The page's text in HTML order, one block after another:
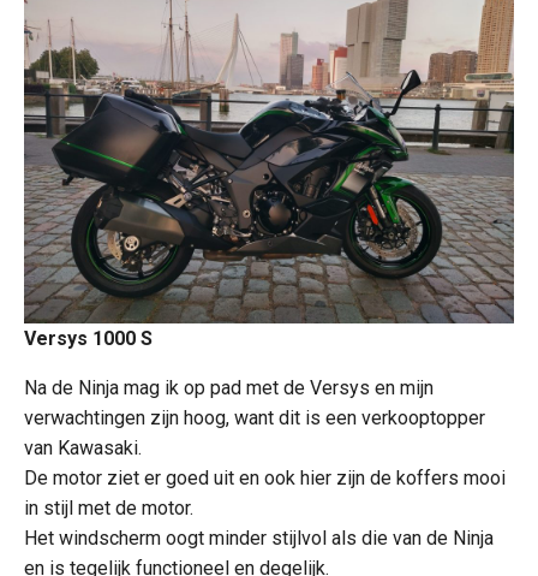
Versys 1000 S
Na de Ninja mag ik op pad met de Versys en mijn
verwachtingen zijn hoog, want dit is een verkooptopper
van Kawasaki.
De motor ziet er goed uit en ook hier zijn de koffers mooi
in stijl met de motor.
Het windscherm oogt minder stijlvol als die van de Ninja
en is tegelijk functioneel en degelijk.